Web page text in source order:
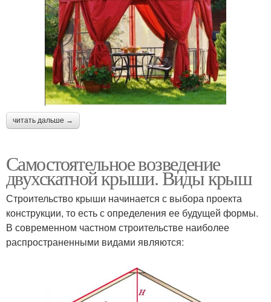
читать дальше →
Самостоятельное возведение
двухскатной крыши. Виды крыш
Строительство крыши начинается с выбора проекта
конструкции, то есть с определения ее будущей формы.
В современном частном строительстве наиболее
распространенными видами являются: